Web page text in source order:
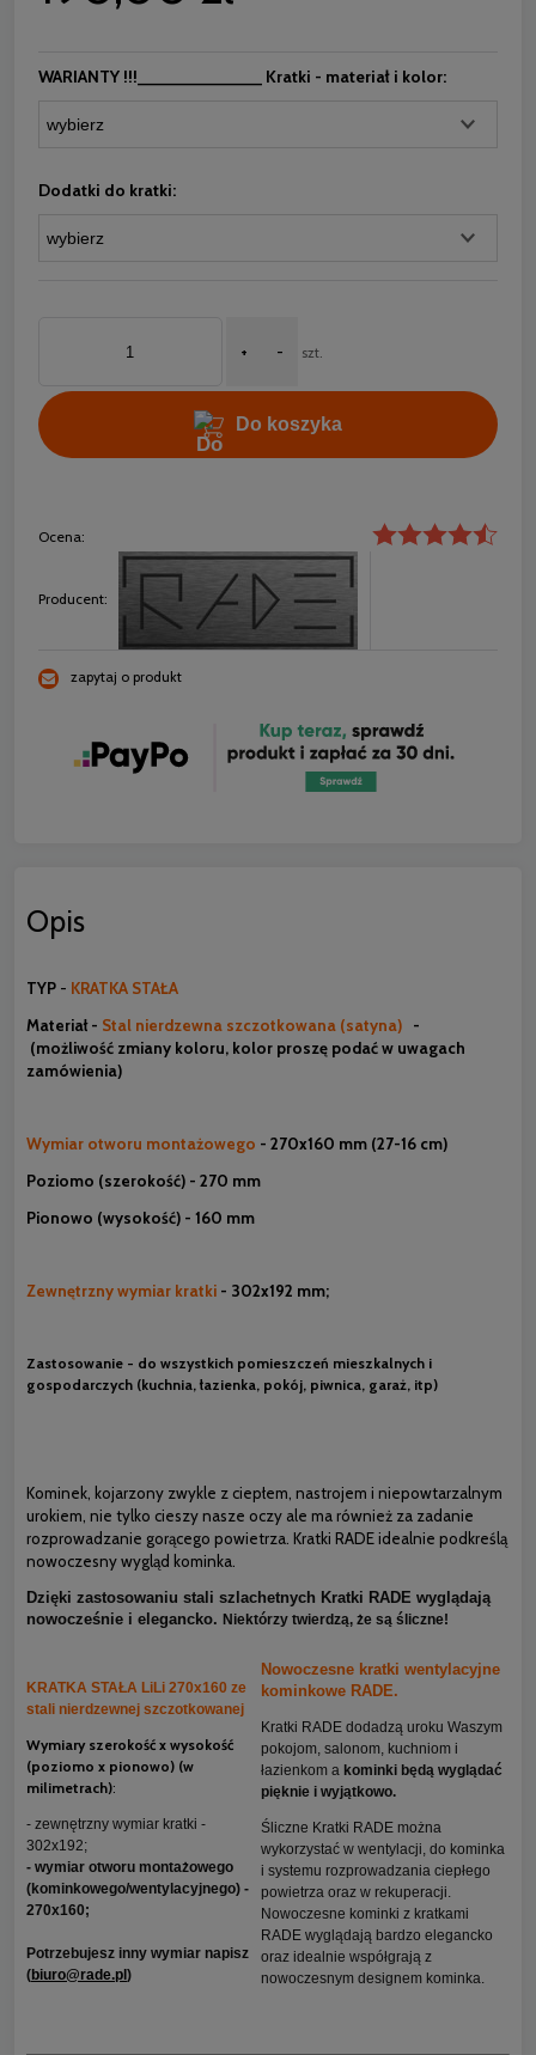
WARIANTY !!!_____________ Kratki - materiał i kolor:
Dodatki do kratki:
+ - szt.
Do koszyka
Ocena:
Producent:
zapytaj o produkt
Opis
TYP - KRATKA STAŁA
Materiał - Stal nierdzewna szczotkowana (satyna) -
(możliwość zmiany koloru, kolor proszę podać w uwagach
zamówienia)
Wymiar otworu montażowego - 270x160 mm (27-16 cm)
Poziomo (szerokość) - 270 mm
Pionowo (wysokość) - 160 mm
Zewnętrzny wymiar kratki - 302x192 mm;
Zastosowanie - do wszystkich pomieszczeń mieszkalnych i
gospodarczych (kuchnia, łazienka, pokój, piwnica, garaż, itp)
Kominek, kojarzony zwykle z ciepłem, nastrojem i niepowtarzalnym
urokiem, nie tylko cieszy nasze oczy ale ma również za zadanie
rozprowadzanie gorącego powietrza. Kratki RADE idealnie podkreślą
nowoczesny wygląd kominka.
Dzięki zastosowaniu stali szlachetnych Kratki RADE wyglądają
nowocześnie i elegancko. Niektórzy twierdzą, że są śliczne!
KRATKA STAŁA LiLi 270x160 ze
stali nierdzewnej szczotkowanej
Wymiary szerokość x wysokość
(poziomo x pionowo) (w
milimetrach):
- zewnętrzny wymiar kratki -
302x192;
- wymiar otworu montażowego
(kominkowego/wentylacyjnego) -
270x160;
Potrzebujesz inny wymiar napisz
(biuro@rade.pl )
Nowoczesne kratki wentylacyjne
kominkowe RADE.
Kratki RADE dodadzą uroku Waszym
pokojom, salonom, kuchniom i
łazienkom a kominki będą wyglądać
pięknie i wyjątkowo.
Śliczne Kratki RADE można
wykorzystać w wentylacji, do kominka
i systemu rozprowadzania ciepłego
powietrza oraz w rekuperacji.
Nowoczesne kominki z kratkami
RADE wyglądają bardzo elegancko
oraz idealnie współgrają z
nowoczesnym designem kominka.